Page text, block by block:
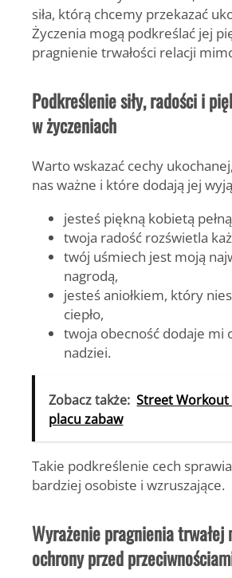
siła, którą chcemy przekazać
Życzenia mogą podkreślać jej
pragnienie trwałości relacji
Podkreślenie siły, radości i
w życzeniach
Warto wskazać cechy
nas ważne i które dodają jej
jesteś piękną kobietą
twoja radość rozświetla
twój uśmiech jest moją
nagrodą,
jesteś aniołkiem, który
ciepło,
twoja obecność dodaje mi
nadziei.
Zobacz także: Street
placu zabaw
Takie podkreślenie cech
bardziej osobiste i wzruszające.
Wyrażenie pragnienia trwałej
ochrony przed